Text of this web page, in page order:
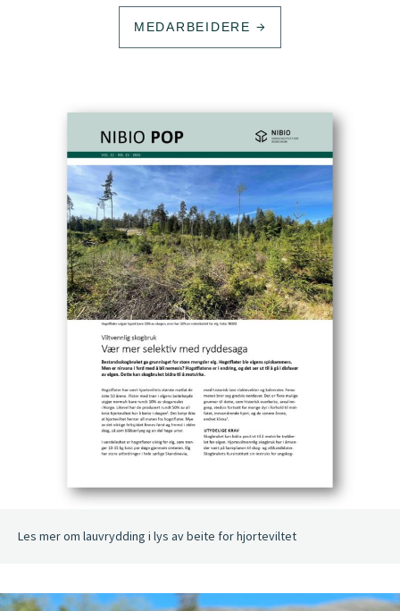
MEDARBEIDERE
Les mer om lauvrydding i lys av beite for hjorteviltet